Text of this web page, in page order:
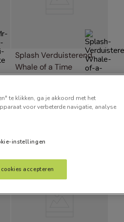
Splash Verduisterend
Whale of a Time
vanaf:
Gratis kleurstalen
te klikken, ga je akkoord met het
voor verbeterde navigatie, analyse
instellingen
accepteren